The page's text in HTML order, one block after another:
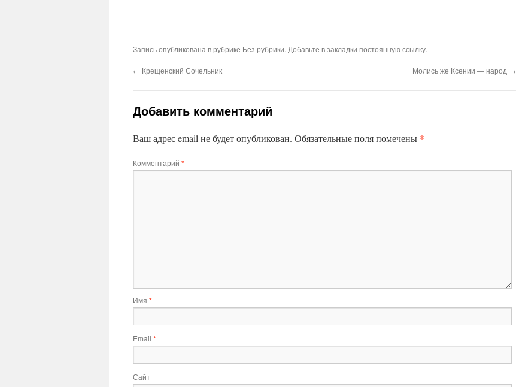
Запись опубликована в рубрике Без рубрики. Добавьте в закладки постоянную ссылку.
← Крещенский Сочельник Молись же Ксении — народ →
Добавить комментарий
Ваш адрес email не будет опубликован. Обязательные поля помечены *
Комментарий *
Имя *
Email *
Сайт